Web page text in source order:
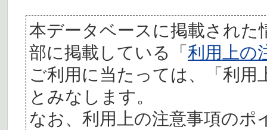
本データベースに掲載された
部に掲載している「利用上の
ご利用に当たっては、「利
とみなします。
なお、利用上の注意事項の